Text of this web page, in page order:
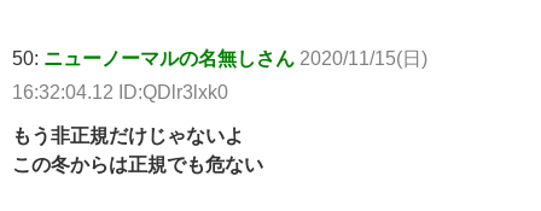
50: ニューノーマルの名無しさん 2020/11/15(日)
16:32:04.12 ID:QDlr3lxk0
もう非正規だけじゃないよ
この冬からは正規でも危ない